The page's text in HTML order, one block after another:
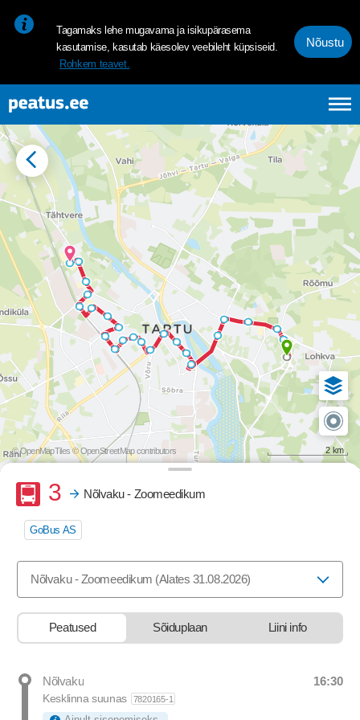
Tagamaks lehe mugavama ja isikupärasema
kasutamise, kasutab käesolev veebileht küpsiseid.
Rohkem teavet.
Nõustu
© OpenMapTiles © OpenStreetMap contributors 2 km
Buss
3 Nõlvaku - Zoomeedikum
GoBus AS
Nõlvaku - Zoomeedikum (Alates 31.08.2026)
Peatused Sõiduplaan Liini info
Nõlvaku Departure
16:30
Kesklinna suunas 7820165-1